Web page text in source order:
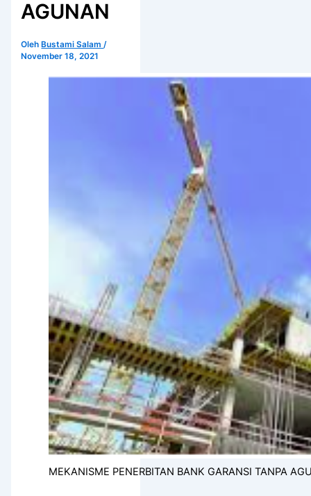
AGUNAN
Oleh Bustami Salam/
November 18, 2021
MEKANISME PENERBITAN BANK GARANSI TANPA